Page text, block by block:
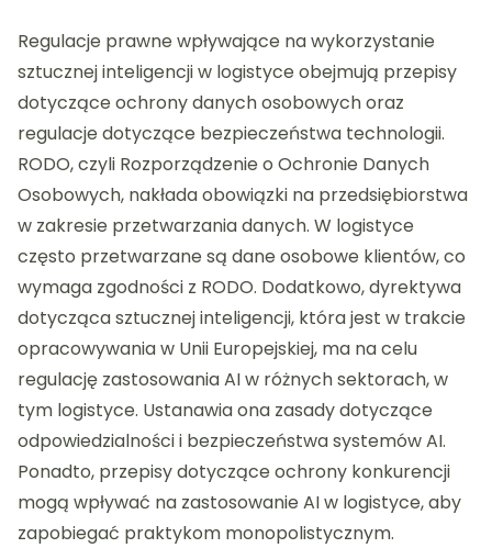
Regulacje prawne wpływające na wykorzystanie
sztucznej inteligencji w logistyce obejmują przepisy
dotyczące ochrony danych osobowych oraz
regulacje dotyczące bezpieczeństwa technologii.
RODO, czyli Rozporządzenie o Ochronie Danych
Osobowych, nakłada obowiązki na przedsiębiorstwa
w zakresie przetwarzania danych. W logistyce
często przetwarzane są dane osobowe klientów, co
wymaga zgodności z RODO. Dodatkowo, dyrektywa
dotycząca sztucznej inteligencji, która jest w trakcie
opracowywania w Unii Europejskiej, ma na celu
regulację zastosowania AI w różnych sektorach, w
tym logistyce. Ustanawia ona zasady dotyczące
odpowiedzialności i bezpieczeństwa systemów AI.
Ponadto, przepisy dotyczące ochrony konkurencji
mogą wpływać na zastosowanie AI w logistyce, aby
zapobiegać praktykom monopolistycznym.